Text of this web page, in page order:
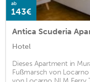
ab
143€
Antica Scuderia
Hotel
Dieses Apartment in
Fußmarsch von